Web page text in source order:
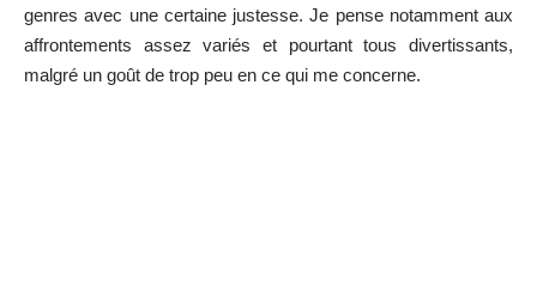
genres avec une certaine justesse. Je pense notamment aux
affrontements assez variés et pourtant tous divertissants,
malgré un goût de trop peu en ce qui me concerne.